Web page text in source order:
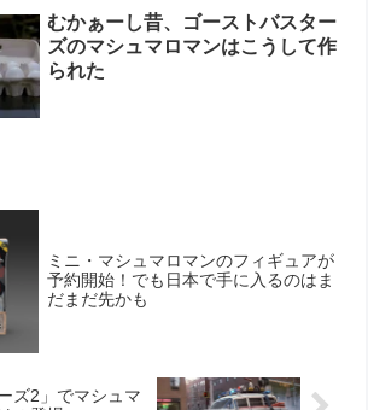
むかぁーし昔、ゴーストバスター
ズのマシュマロマンはこうして作
られた
ミニ・マシュマロマンのフィギュアが
予約開始！でも日本で手に入るのはま
だまだ先かも
ズ2」でマシュマ